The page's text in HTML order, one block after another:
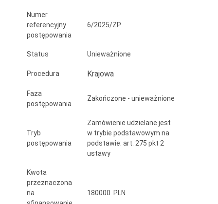
Numer
referencyjny
postępowania
6/2025/ZP
Status Unieważnione
Procedura Krajowa
Faza
postępowania
Zakończone - unieważnione
Tryb
postępowania
Zamówienie udzielane jest
w trybie podstawowym na
podstawie: art. 275 pkt 2
ustawy
Kwota
przeznaczona
na
180000 PLN